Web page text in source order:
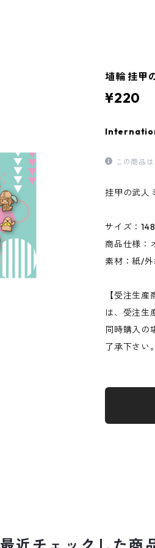
埴輪 挂甲
¥220
この商品
挂甲の武人
サイズ：
商品仕様：
素材：紙/外
【受注生
は、受注生
同時購入の
了承下さい